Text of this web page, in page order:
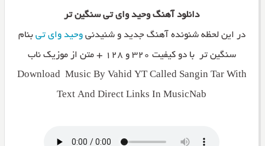
دانلود آهنگ وحید وای تی سنگین تر
در این لحظه شنونده آهنگ جدید و شنیدنیوحید وای تی بنام
سنگین تر با دو کیفیت ۳۲۰ و ۱۲۸ + متن از موزیک ناب
Download Music By Vahid YT Called Sangin Tar With
Text And Direct Links In MusicNab